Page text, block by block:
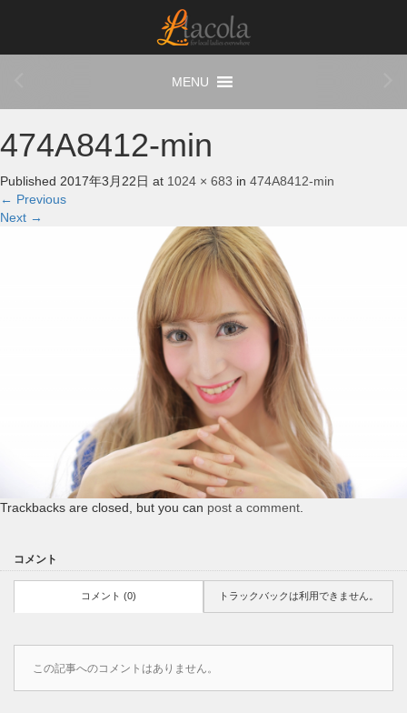
474A8412-min
Published 2017年3月22日 at 1024 × 683 in 474A8412-min
← Previous
Next →
Trackbacks are closed, but you can post a comment
コメント
コメント (0) トラックバックは利用できません。
この記事へのコメントはありません。